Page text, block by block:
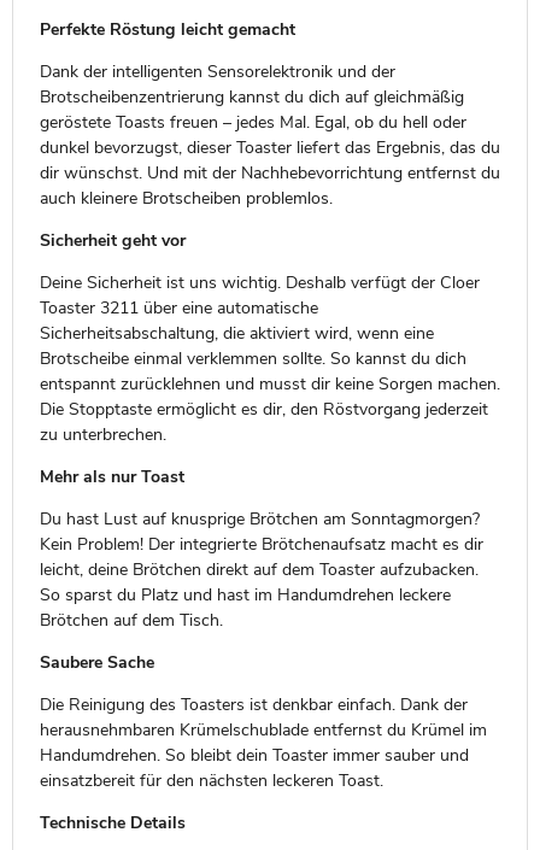
Perfekte Röstung leicht gemacht
Dank der intelligenten Sensorelektronik und der
Brotscheibenzentrierung kannst du dich auf gleichmäßig
geröstete Toasts freuen – jedes Mal. Egal, ob du hell oder
dunkel bevorzugst, dieser Toaster liefert das Ergebnis, das du
dir wünschst. Und mit der Nachhebevorrichtung entfernst du
auch kleinere Brotscheiben problemlos.
Sicherheit geht vor
Deine Sicherheit ist uns wichtig. Deshalb verfügt der Cloer
Toaster 3211 über eine automatische
Sicherheitsabschaltung, die aktiviert wird, wenn eine
Brotscheibe einmal verklemmen sollte. So kannst du dich
entspannt zurücklehnen und musst dir keine Sorgen machen.
Die Stopptaste ermöglicht es dir, den Röstvorgang jederzeit
zu unterbrechen.
Mehr als nur Toast
Du hast Lust auf knusprige Brötchen am Sonntagmorgen?
Kein Problem! Der integrierte Brötchenaufsatz macht es dir
leicht, deine Brötchen direkt auf dem Toaster aufzubacken.
So sparst du Platz und hast im Handumdrehen leckere
Brötchen auf dem Tisch.
Saubere Sache
Die Reinigung des Toasters ist denkbar einfach. Dank der
herausnehmbaren Krümelschublade entfernst du Krümel im
Handumdrehen. So bleibt dein Toaster immer sauber und
einsatzbereit für den nächsten leckeren Toast.
Technische Details